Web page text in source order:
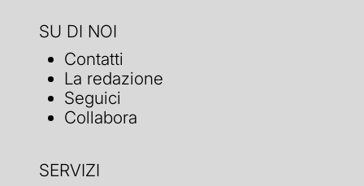
SU DI NOI
Contatti
La redazione
Seguici
Collabora
SERVIZI